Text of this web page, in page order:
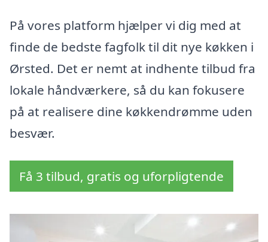
På vores platform hjælper vi dig med at
finde de bedste fagfolk til dit nye køkken i
Ørsted. Det er nemt at indhente tilbud fra
lokale håndværkere, så du kan fokusere
på at realisere dine køkkendrømme uden
besvær.
Få 3 tilbud, gratis og uforpligtende